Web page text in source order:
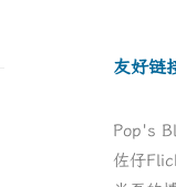
友好链
Pop's
佐仔